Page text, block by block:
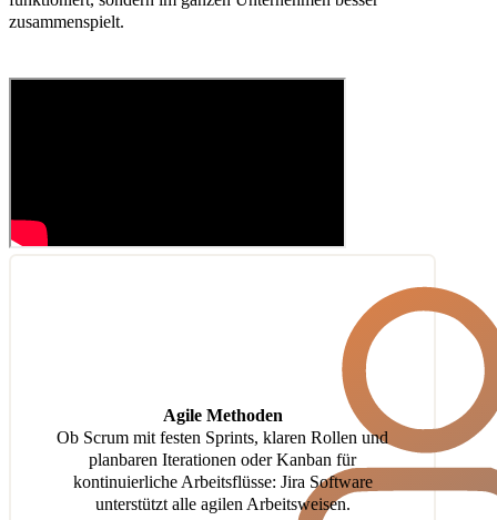
zusammenspielt.
Agile Methoden
Ob Scrum mit festen Sprints, klaren Rollen und
planbaren Iterationen oder Kanban für
kontinuierliche Arbeitsflüsse: Jira Software
unterstützt alle agilen Arbeitsweisen.